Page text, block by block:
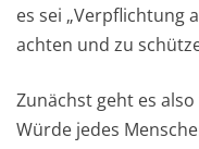
es sei „Verpflichtung
achten und zu
Zunächst geht es
Würde jedes